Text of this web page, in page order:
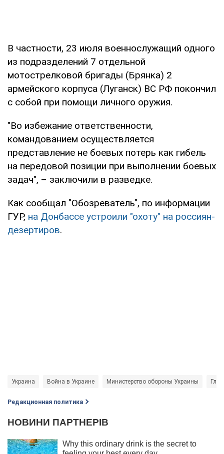
В частности, 23 июля военнослужащий одного
из подразделений 7 отдельной
мотострелковой бригады (Брянка) 2
армейского корпуса (Луганск) ВС РФ покончил
с собой при помощи личного оружия.
"Во избежание ответственности,
командованием осуществляется
представление не боевых потерь как гибель
на передовой позиции при выполнении боевых
задач", – заключили в разведке.
Как сообщал "Обозреватель", по информации
ГУР, на Донбассе устроили "охоту" на россиян-
дезертиров.
Украина Война в Украине Министерство обороны Украины
Редакционная политика